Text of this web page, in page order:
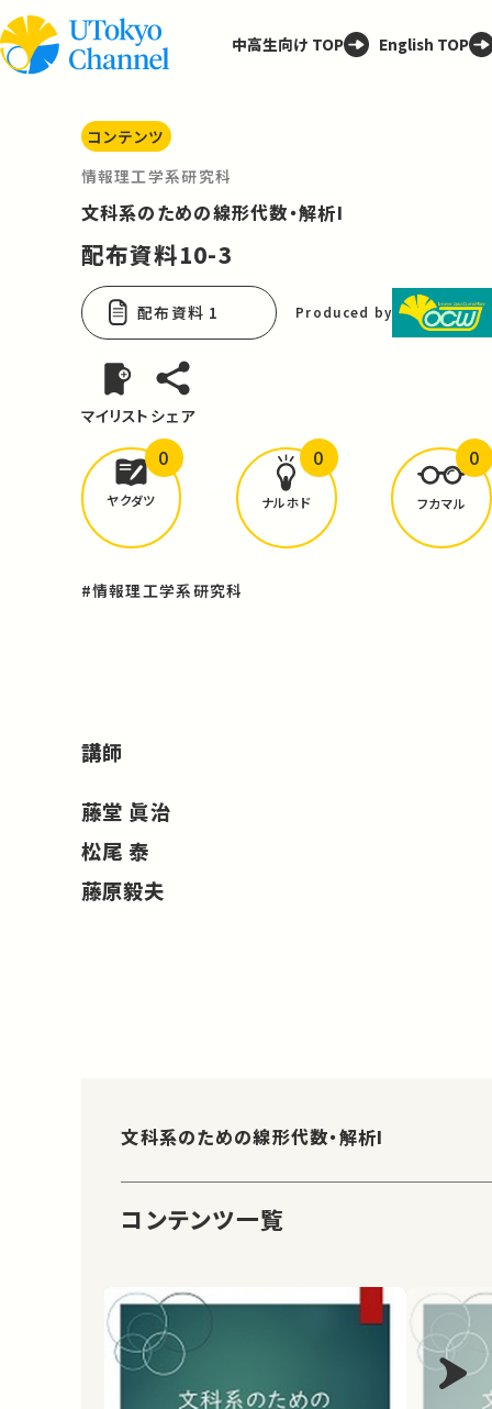
中高生向け TOP English TOP
コンテンツ
情報理工学系研究科
文科系のための線形代数・解析I
配布資料10-3
配布資料 1 Produced by
マイリスト シェア
どんな学びがありましたか？
ヤクダツ
0
ナルホド
0
フカマル
0
#情報理工学系研究科
講師
藤堂 眞治
松尾 泰
藤原毅夫
文科系のための線形代数・解析I
コンテンツ一覧